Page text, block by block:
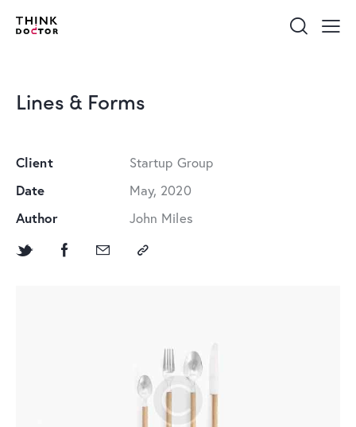
Lines & Forms
Client
Startup Group
Date
May, 2020
Author
John Miles